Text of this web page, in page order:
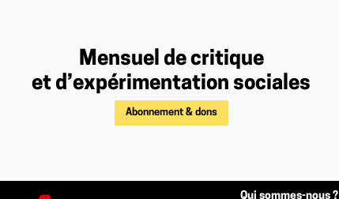
Mensuel de critique
et d’expérimentation sociales
Abonnement & dons
Qui sommes-nous ?